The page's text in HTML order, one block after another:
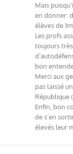
Mais
en donner:
élèves de
Les profs
toujours
bon
Merci aux
pas laissé
République
Enfin, bon
de s’en
élevés leur